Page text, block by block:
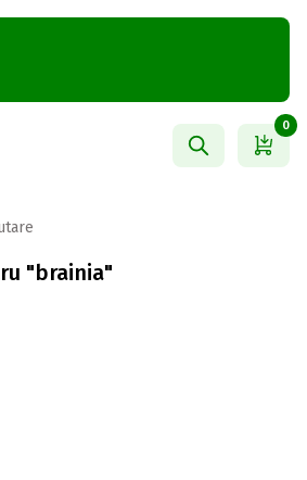
0
"brainia"